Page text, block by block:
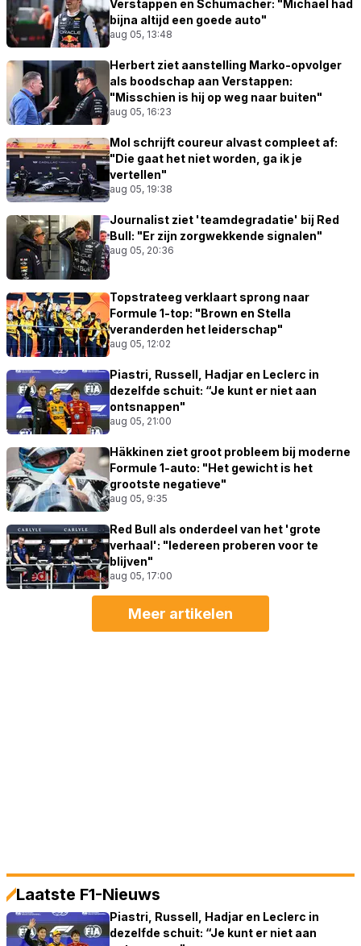
Verstappen en Schumacher: "Michael had
bijna altijd een goede auto"
aug 05, 13:48
Herbert ziet aanstelling Marko-opvolger
als boodschap aan Verstappen:
"Misschien is hij op weg naar buiten"
aug 05, 16:23
Mol schrijft coureur alvast compleet af:
"Die gaat het niet worden, ga ik je
vertellen"
aug 05, 19:38
Journalist ziet 'teamdegradatie' bij Red
Bull: "Er zijn zorgwekkende signalen"
aug 05, 20:36
Topstrateeg verklaart sprong naar
Formule 1-top: "Brown en Stella
veranderden het leiderschap"
aug 05, 12:02
Piastri, Russell, Hadjar en Leclerc in
dezelfde schuit: “Je kunt er niet aan
ontsnappen"
aug 05, 21:00
Häkkinen ziet groot probleem bij moderne
Formule 1-auto: "Het gewicht is het
grootste negatieve"
aug 05, 9:35
Red Bull als onderdeel van het 'grote
verhaal': "Iedereen proberen voor te
blijven"
aug 05, 17:00
Meer artikelen
Laatste F1-Nieuws
Piastri, Russell, Hadjar en Leclerc in
dezelfde schuit: “Je kunt er niet aan